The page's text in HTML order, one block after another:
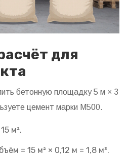
для
бетонную площадку 5 м × 3
цемент марки М500.
м².
= 15 м² × 0,12 м = 1,8 м³.